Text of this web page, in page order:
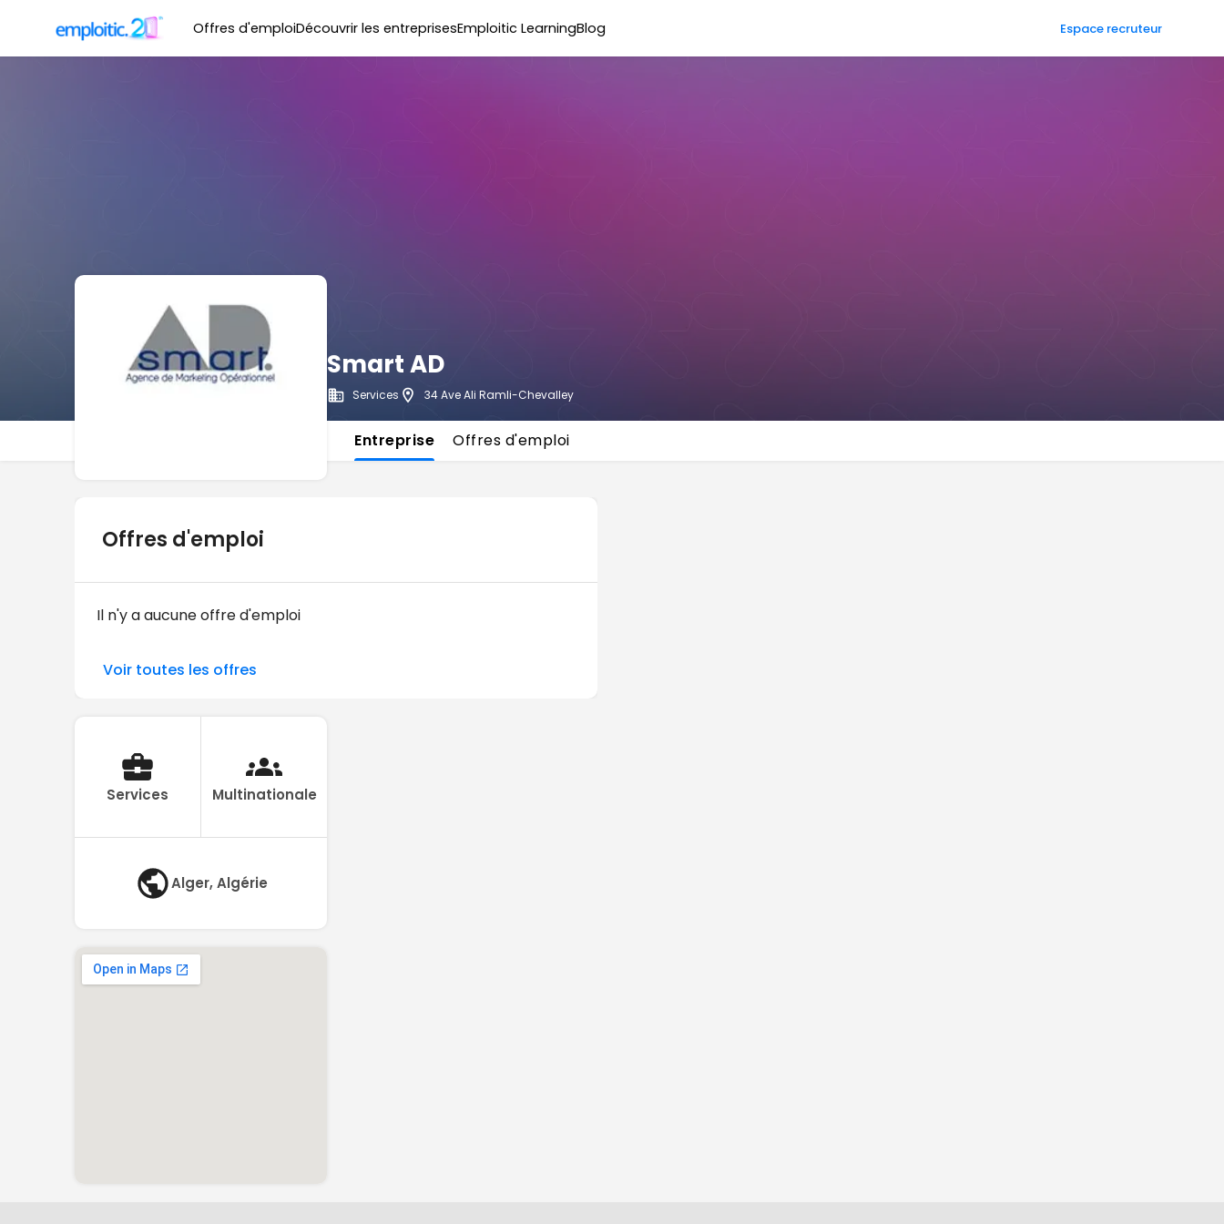
Offres d'emploiDécouvrir les entreprisesEmploitic LearningBlog Espace recruteur
Smart AD
Services 34 Ave Ali Ramli-Chevalley
Entreprise Offres d'emploi
Offres d'emploi
Il n'y a aucune offre d'emploi
Voir toutes les offres
Services Multinationale
Alger, Algérie